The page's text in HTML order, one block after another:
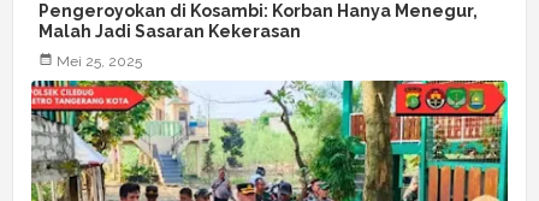
Pengeroyokan di Kosambi: Korban Hanya Menegur,
Malah Jadi Sasaran Kekerasan
Mei 25, 2025